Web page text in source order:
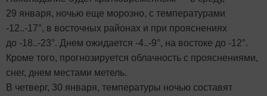
29 января, ночью еще морозно, с температурами
-12..-17°, в восточных районах и при прояснениях
до -18..-23°. Днем ожидается -4..-9°, на востоке до -12°.
Кроме того, прогнозируется облачность с прояснениями,
снег, днем местами метель.
В четверг, 30 января, температуры ночью составят